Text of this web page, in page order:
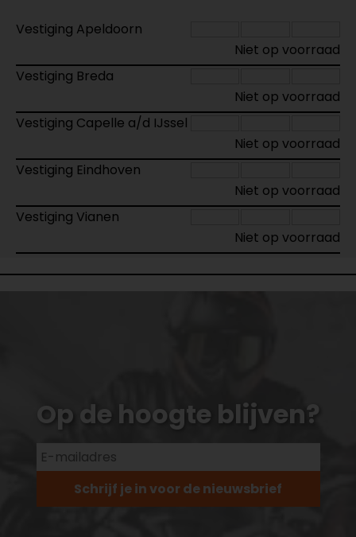
Vestiging Apeldoorn
Niet op voorraad
Vestiging Breda
Niet op voorraad
Vestiging Capelle a/d IJssel
Niet op voorraad
Vestiging Eindhoven
Niet op voorraad
Vestiging Vianen
Niet op voorraad
Op de hoogte blijven?
Schrijf je in voor de nieuwsbrief